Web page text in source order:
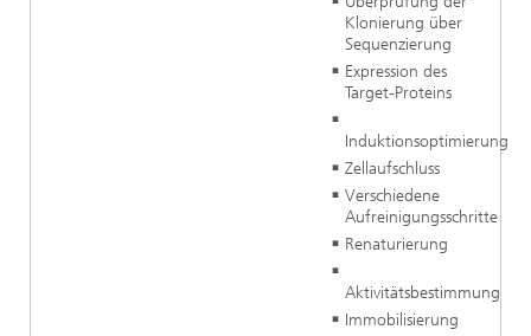
Klonierung über
Sequenzierung
Expression des
Target-Proteins
Induktionsoptimierung
Zellaufschluss
Verschiedene
Aufreinigungsschritte
Renaturierung
Aktivitätsbestimmung
Immobilisierung